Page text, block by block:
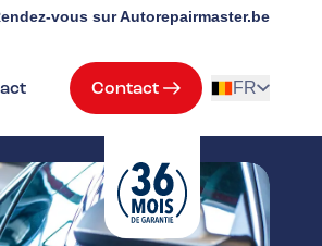
vous sur Autorepairmaster.be
Contact FR